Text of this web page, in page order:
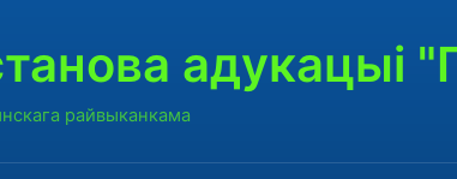
адукацыі
райвыканкама